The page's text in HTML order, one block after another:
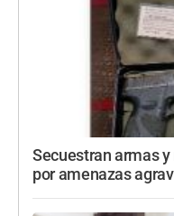
Secuestran armas
por amenazas